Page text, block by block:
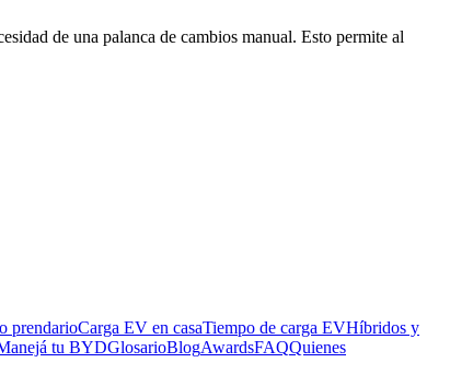
de una palanca de cambios manual. Esto permite al
prendarioCarga EV en casaTiempo de carga EVHíbridos y
tu BYDGlosarioBlogAwardsFAQQuienes